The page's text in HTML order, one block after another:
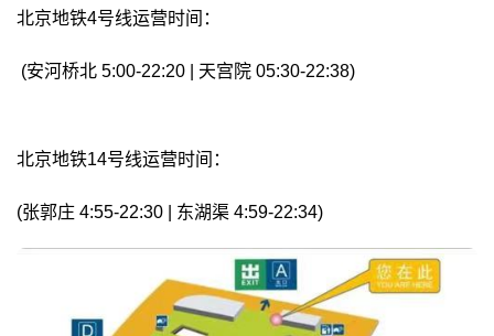
北京地铁4号线运营时间：
(安河桥北 5:00-22:20 | 天宫院 05:30-22:38)
北京地铁14号线运营时间：
(张郭庄 4:55-22:30 | 东湖渠 4:59-22:34)